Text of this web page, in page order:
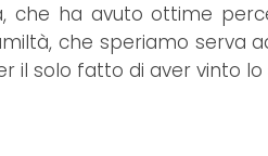
che ha avuto ottime
che speriamo serva
solo fatto di aver vinto lo